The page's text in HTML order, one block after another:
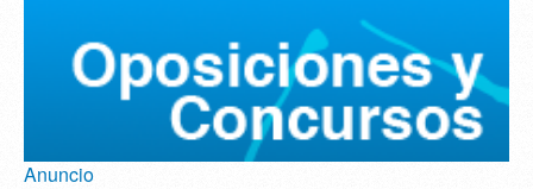
Anuncio